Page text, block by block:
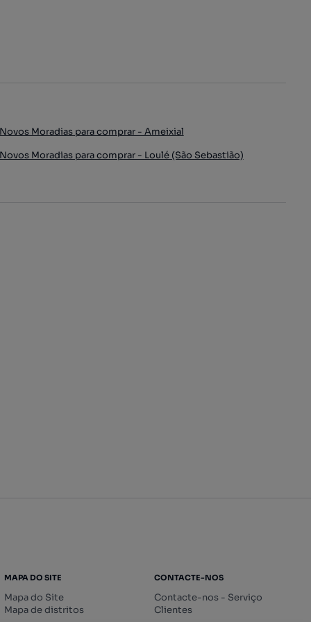
Moradias para comprar - Ameixial
Moradias para comprar - Loulé (São Sebastião)
MAPA DO SITE
Mapa do Site
Mapa de distritos
CONTACTE-NOS
Contacte-nos - Serviço
Clientes